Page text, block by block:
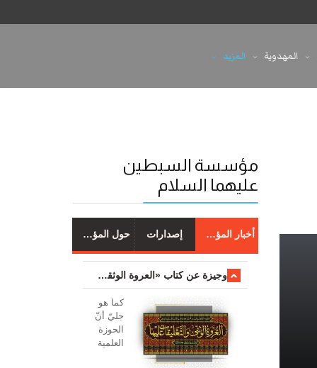
المهدوية المزيد
مؤسسة السبطين
عليهما السلام
أخبار المؤسسة إصدارات حول المؤسسة
وجیزة عن کتاب «العروة الوثقی والتعلیقات علیها»
کما هو
جليّ أنّ
الحوزة
العلمیة